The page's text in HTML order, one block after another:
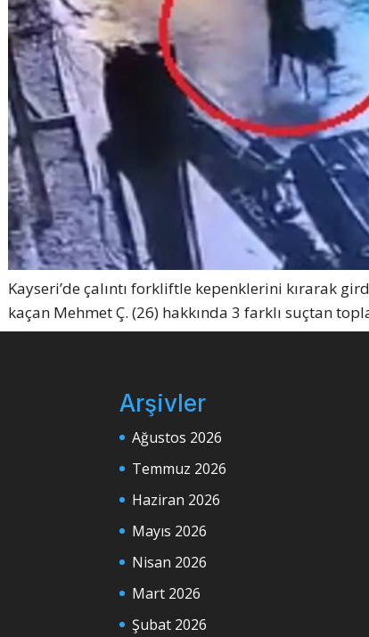
Kayseri’de çalıntı forkliftle kepenklerini kırarak
kaçan Mehmet Ç. (26) hakkında 3 farklı suçtan
Arşivler
Ağustos 2026
Temmuz 2026
Haziran 2026
Mayıs 2026
Nisan 2026
Mart 2026
Şubat 2026